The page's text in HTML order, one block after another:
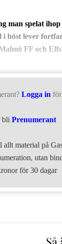
man spelat
i höst lever
FF och
Logga in för
bliPrenumerant
allt material på
utan
för 30 dagar